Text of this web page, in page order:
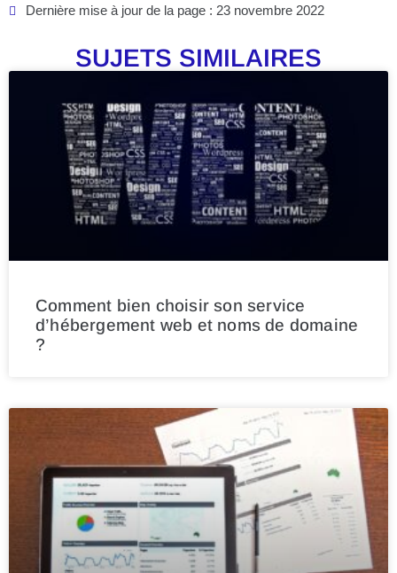
Dernière mise à jour de la page : 23 novembre 2022
SUJETS SIMILAIRES
Comment bien choisir son service
d’hébergement web et noms de domaine
?